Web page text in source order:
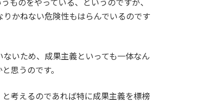
ものをやっている、というのですが、
かねない危険性もはらんでいるのです
いため、成果主義といっても一体なん
思うのです。
考えるのであれば特に成果主義を標榜